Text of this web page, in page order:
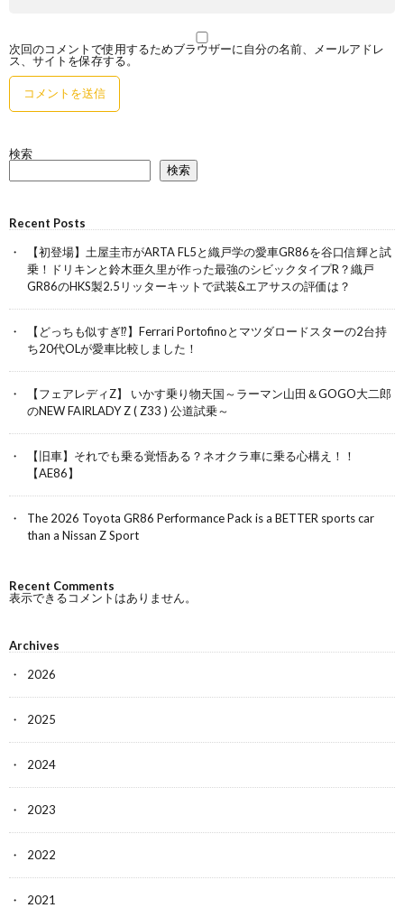
次回のコメントで使用するためブラウザーに自分の名前、メールアドレ
ス、サイトを保存する。
検索
検索
Recent Posts
【初登場】土屋圭市がARTA FL5と織戸学の愛車GR86を谷口信輝と試
乗！ドリキンと鈴木亜久里が作った最強のシビックタイプR？織戸
GR86のHKS製2.5リッターキットで武装&エアサスの評価は？
【どっちも似すぎ⁉︎】Ferrari Portofinoとマツダロードスターの2台持
ち20代OLが愛車比較しました！
【フェアレディZ】 いかす乗り物天国～ラーマン山田＆GOGO大二郎
のNEW FAIRLADY Z ( Z33 ) 公道試乗～
【旧車】それでも乗る覚悟ある？ネオクラ車に乗る心構え！！
【AE86】
The 2026 Toyota GR86 Performance Pack is a BETTER sports car
than a Nissan Z Sport
Recent Comments
表示できるコメントはありません。
Archives
2026
2025
2024
2023
2022
2021